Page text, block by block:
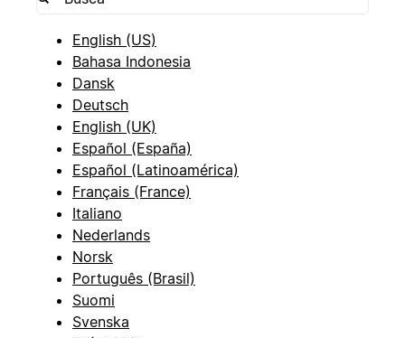
English (US)
Bahasa Indonesia
Dansk
Deutsch
English (UK)
Español (España)
Español (Latinoamérica)
Français (France)
Italiano
Nederlands
Norsk
Português (Brasil)
Suomi
Svenska